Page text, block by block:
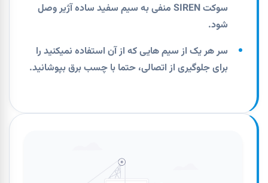
سوکت SIREN منفی به سیم سفید ساده آژیر وصل
شود.
سر هر یک از سیم هایی که از آن استفاده نمیکنید را
برای جلوگیری از اتصالی، حتما با چسب برق بپوشانید.